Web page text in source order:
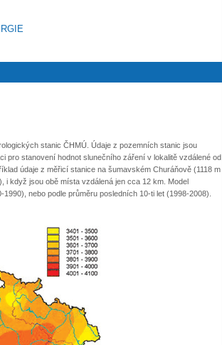
stanic ČHMÚ. Údaje z pozemních stanic jsou
pro stanovení hodnot slunečního záření v lokalitě vzdálené od
údaje z měřicí stanice na šumavském Churáňově (1118 m
i když jsou obě místa vzdálená jen cca 12 km. Model
nebo podle průměru posledních 10-ti let (1998-2008).